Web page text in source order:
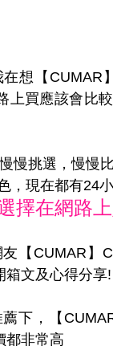
想【CUMAR
上買應該會比
慢挑選，慢慢
，現在都有24
擇在網路
【CUMAR】
箱文及心得分享!
下，【
都非常高